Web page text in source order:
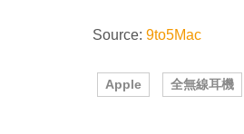
Source: 9to5Mac
Apple 全無線耳機